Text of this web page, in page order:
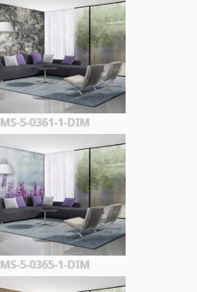
MS-5-0361-1-DIM
MS-5-0365-1-DIM